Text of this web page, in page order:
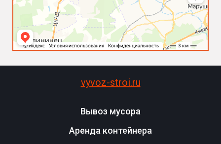
vyvoz-stroi.ru
Вывоз мусора
Аренда контейнера